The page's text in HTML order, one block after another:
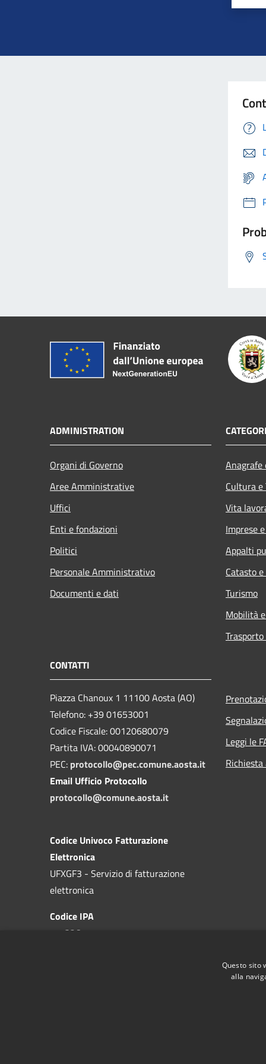
ADMINISTRATION
Organi di Governo
Aree Amministrative
Uffici
Enti e fondazioni
Politici
Personale Amministrativo
Documenti e dati
Cultura e
Vita
Imprese
Appalti
Catasto
Turismo
Mobilità
CONTATTI
Piazza Chanoux 1 11100 Aosta (AO)
Telefono: +39 01653001
Codice Fiscale: 00120680079
Partita IVA: 00040890071
PEC: protocollo@pec.comune.aosta.it
Email Ufficio Protocollo
protocollo@comune.aosta.it
Codice Univoco Fatturazione
Elettronica
UFXGF3 - Servizio di fatturazione
elettronica
Codice IPA
c_a326
Leggi le
Questo sito
alla